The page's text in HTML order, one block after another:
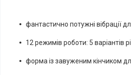
фантастично потужні вібрації
12 режимів роботи: 5 варіантів
форма із завуженим кінчиком